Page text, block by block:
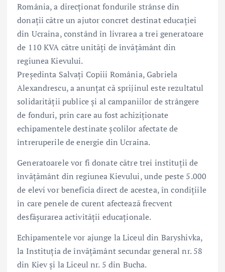
România, a direcționat fondurile strânse din
donații către un ajutor concret destinat educației
din Ucraina, constând în livrarea a trei generatoare
de 110 KVA către unități de învățământ din
regiunea Kievului.
Președinta Salvați Copiii România, Gabriela
Alexandrescu,a anunțat că sprijinul este rezultatul
solidarității publice și al campaniilor de strângere
de fonduri, prin care au fost achiziționate
echipamentele destinate școlilor afectate de
întreruperile de energie din Ucraina.
Generatoarele vor fi donate către trei instituții de
învățământ din regiunea Kievului, unde peste 5.000
de elevi vor beneficia direct de acestea, în condițiile
în care penele de curent afectează frecvent
desfășurarea activității educaționale.
Echipamentele vor ajunge la Liceul din Baryshivka,
la Instituția de învățământ secundar general nr. 58
din Kiev și la Liceul nr. 5 din Bucha.